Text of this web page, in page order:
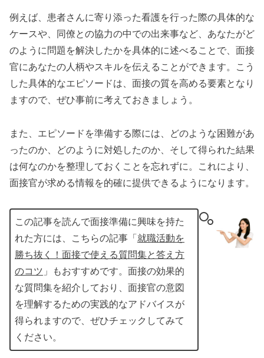
例えば、患者さんに寄り添った看護を行った際の具体的な
ケースや、同僚との協力の中での出来事など、あなたがど
のように問題を解決したかを具体的に述べることで、面接
官にあなたの人柄やスキルを伝えることができます。こう
した具体的なエピソードは、面接の質を高める要素となり
ますので、ぜひ事前に考えておきましょう。
また、エピソードを準備する際には、どのような困難があ
ったのか、どのように対処したのか、そして得られた結果
は何なのかを整理しておくことを忘れずに。これにより、
面接官が求める情報を的確に提供できるようになります。
この記事を読んで面接準備に興味を持た
れた方には、こちらの記事「 就職活動を
勝ち抜く！面接で使える質問集と答え方
のコツ 」もおすすめです。面接の効果的
な質問集を紹介しており、面接官の意図
を理解するための実践的なアドバイスが
得られますので、ぜひチェックしてみて
ください。